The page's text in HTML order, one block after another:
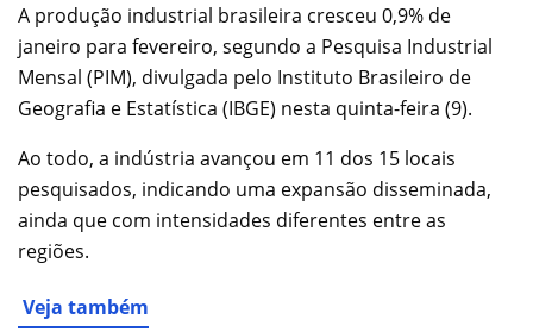
A produção industrial brasileira cresceu 0,9% de
janeiro para fevereiro, segundo a Pesquisa Industrial
Mensal (PIM), divulgada pelo Instituto Brasileiro de
Geografia e Estatística (IBGE) nesta quinta-feira (9).
Ao todo, a indústria avançou em 11 dos 15 locais
pesquisados, indicando uma expansão disseminada,
ainda que com intensidades diferentes entre as
regiões.
Veja também